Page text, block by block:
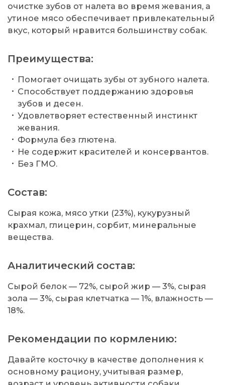
очистке зубов от налета во время жевания, а
утиное мясо обеспечивает привлекательный
вкус, который нравится большинству собак.
Преимущества:
Помогает очищать зубы от зубного налета.
Способствует поддержанию здоровья
зубов и десен.
Удовлетворяет естественный инстинкт
жевания.
Формула без глютена.
Не содержит красителей и консервантов.
Без ГМО.
Состав:
Сырая кожа, мясо утки (23%), кукурузный
крахмал, глицерин, сорбит, минеральные
вещества.
Аналитический состав:
Сырой белок — 72%, сырой жир — 3%, сырая
зола — 3%, сырая клетчатка — 1%, влажность —
18%.
Рекомендации по кормлению:
Давайте косточку в качестве дополнения к
основному рациону, учитывая размер,